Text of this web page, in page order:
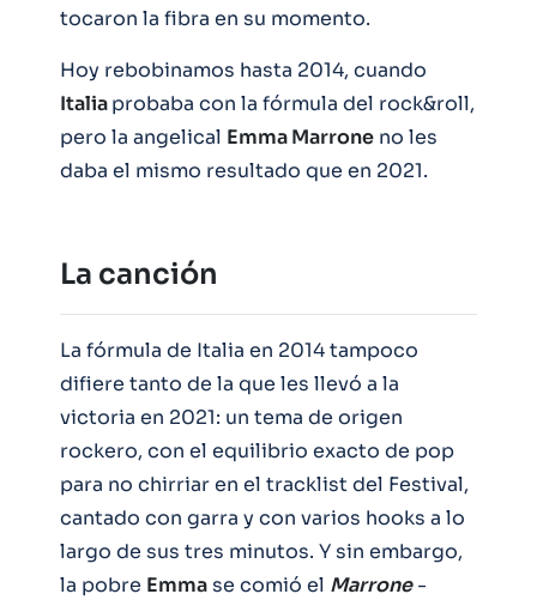
tocaron la fibra en su momento.
Hoy rebobinamos hasta 2014, cuando
Italiaprobaba con la fórmula del rock&roll,
pero la angelical Emma Marrone no les
daba el mismo resultado que en 2021.
La canción
La fórmula de Italia en 2014 tampoco
difiere tanto de la que les llevó a la
victoria en 2021: un tema de origen
rockero, con el equilibrio exacto de pop
para no chirriar en el tracklist del Festival,
cantado con garra y con varios hooks a lo
largo de sus tres minutos. Y sin embargo,
la pobre Emmase comió el Marrone-